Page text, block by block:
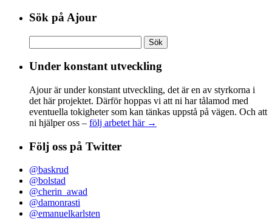
Sök på Ajour
efter:
Under konstant utveckling
Ajour är under konstant utveckling, det är en av styrkorna i
det här projektet. Därför hoppas vi att ni har tålamod med
eventuella tokigheter som kan tänkas uppstå på vägen. Och att
ni hjälper oss – följ arbetet här →
Följ oss på Twitter
@baskrud
@bolstad
@cherin_awad
@damonrasti
@emanuelkarlsten